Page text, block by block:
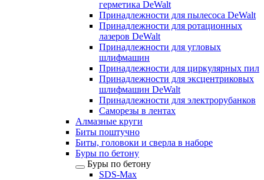
герметика DeWalt
Принадлежности для пылесоса DeWalt
Принадлежности для ротационных
лазеров DeWalt
Принадлежности для угловых
шлифмашин
Принадлежности для циркулярных пил
Принадлежности для эксцентриковых
шлифмашин DeWalt
Принадлежности для электрорубанков
Саморезы в лентах
Алмазные круги
Биты поштучно
Биты, головоки и сверла в наборе
Буры по бетону
Буры по бетону
SDS-Max